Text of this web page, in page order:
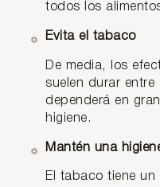
todos los
Evita el tabaco
De media, los
suelen durar
dependerá en
higiene.
Mantén una
El tabaco tiene